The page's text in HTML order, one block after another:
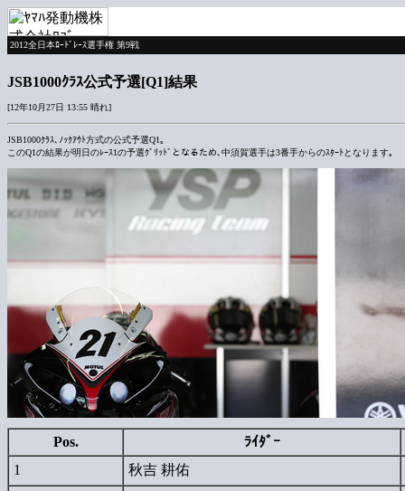
2012全日本ﾛｰﾄﾞﾚｰｽ選手権 第9戦
JSB1000ｸﾗｽ公式予選[Q1]結果
[12年10月27日 13:55 晴れ]
JSB1000ｸﾗｽ､ﾉｯｸｱｳﾄ方式の公式予選Q1｡
このQ1の結果が明日のﾚｰｽ1の予選ｸﾞﾘｯﾄﾞとなるため､中須賀選手は3番手からのｽﾀｰﾄとなります｡
Pos.
ﾗｲﾀﾞｰ
1
秋吉 耕佑